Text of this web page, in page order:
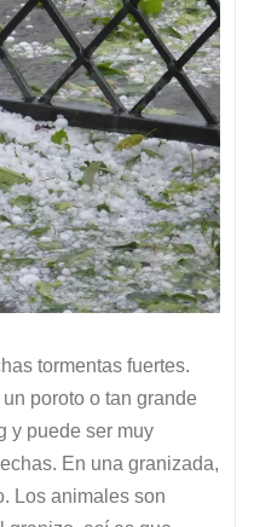
tormentas fuertes.
poroto o tan grande
y puede ser muy
En una granizada,
Los animales son